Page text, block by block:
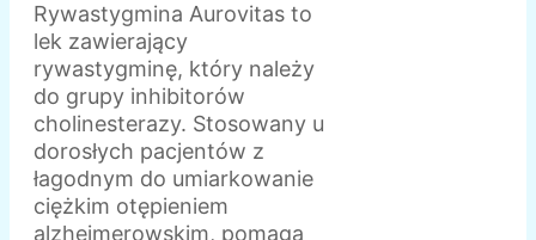
Rywastygmina Aurovitas to
lek zawierający
rywastygminę, który należy
do grupy inhibitorów
cholinesterazy. Stosowany u
dorosłych pacjentów z
łagodnym do umiarkowanie
ciężkim otępieniem
alzheimerowskim, pomaga